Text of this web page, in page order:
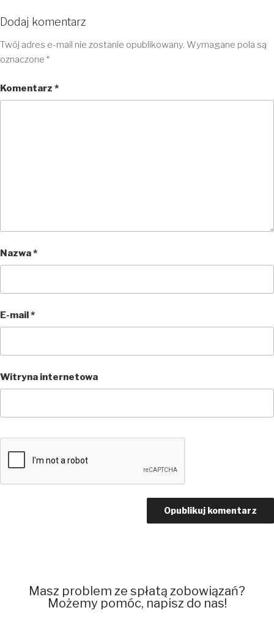
Dodaj komentarz
Twój adres e-mail nie zostanie opublikowany. Wymagane pola są
oznaczone *
Komentarz *
Nazwa*
E-mail*
Witryna internetowa
Masz problem ze spłatą zobowiązań?
Możemy pomóc, napisz do nas!